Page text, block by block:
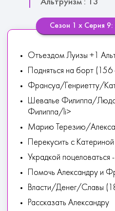
Альтруизм : 13
Сезон 1 х Серия
Отъездом Луизы +1
Подняться на борт
Франсуа/Генриетту/
Шевалье Филиппа/
Филиппа/li>
Марию Терезию/
Перекусить с Катериной
Украдкой поцеловаться
Помочь Александру и
Власти/Денег/Славы
Рассказать Александру